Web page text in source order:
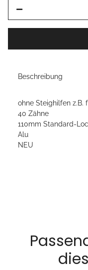
Beschreibung
ohne Steighilfen z.B.
40 Zähne
110mm Standard-
Alu
NEU